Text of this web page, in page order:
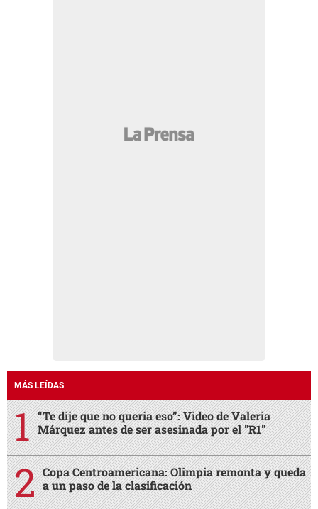
MÁS LEÍDAS
“Te dije que no quería eso”: Video de Valeria
Márquez antes de ser asesinada por el "R1"
Copa Centroamericana: Olimpia remonta y queda
a un paso de la clasificación